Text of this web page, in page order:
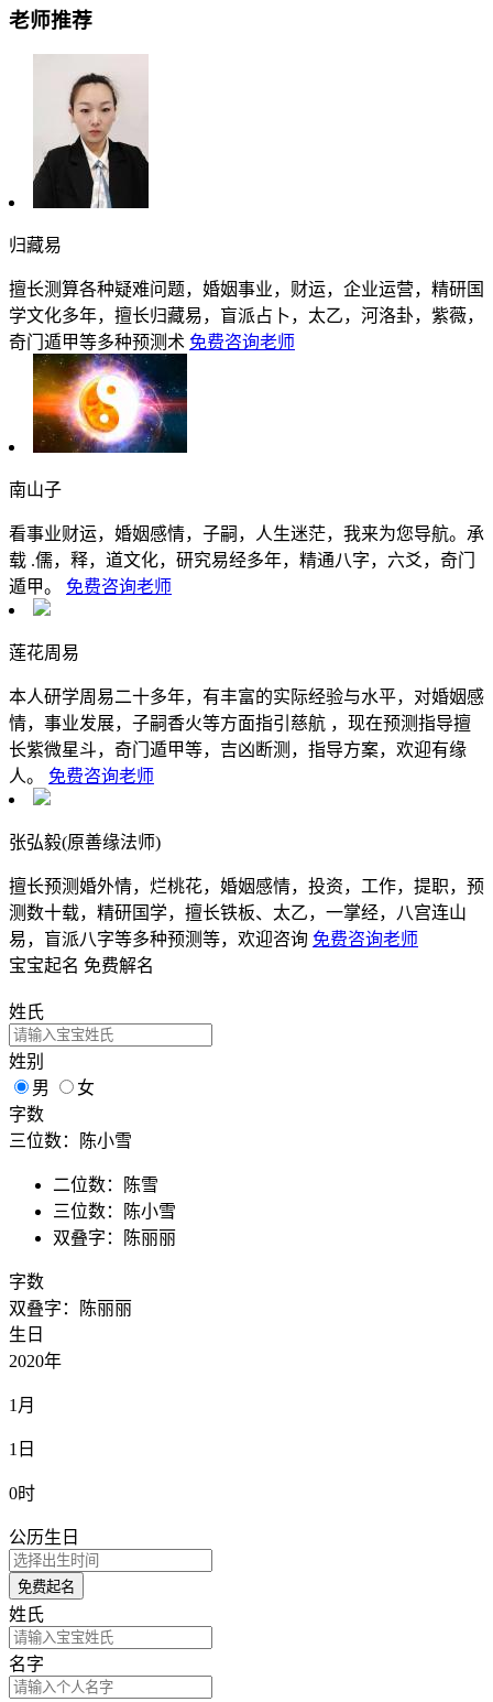
老师推荐
归藏易
擅长测算各种疑难问题，婚姻事业，财运，企业运营，精研国
学文化多年，擅长归藏易，盲派占卜，太乙，河洛卦，紫薇，
奇门遁甲等多种预测术 免费咨询老师
南山子
看事业财运，婚姻感情，子嗣，人生迷茫，我来为您导航。承
载 .儒，释，道文化，研究易经多年，精通八字，六爻，奇门
遁甲。
免费咨询老师
莲花周易
本人研学周易二十多年，有丰富的实际经验与水平，对婚姻感
情，事业发展，子嗣香火等方面指引慈航 ，现在预测指导擅
长紫微星斗，奇门遁甲等，吉凶断测，指导方案，欢迎有缘
人。
免费咨询老师
张弘毅(原善缘法师)
擅长预测婚外情，烂桃花，婚姻感情，投资，工作，提职，预
测数十载，精研国学，擅长铁板、太乙，一掌经，八宫连山
易，盲派八字等多种预测等，欢迎咨询 免费咨询老师
宝宝起名 免费解名
姓氏
姓别
男
女
字数
三位数：陈小雪
二位数：陈雪
三位数：陈小雪
双叠字：陈丽丽
字数
双叠字：陈丽丽
生日
2020年
1月
1日
0时
公历生日
免费起名
姓氏
名字